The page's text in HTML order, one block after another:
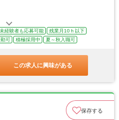
未経験者も応募可能
残業月10ｈ以下
可 積極採用中 夏～秋入職可
この求人に興味がある
保存する